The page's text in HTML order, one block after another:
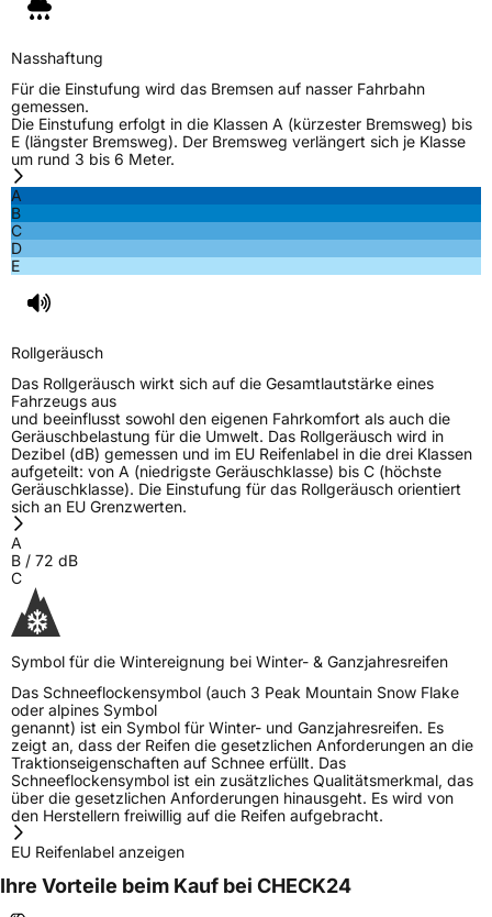
M+S
VerstärktXL
EU Label
EffizienzD
Fahrzeugklasse
3PMSF / Schneeflockensymbol / Alpine-Symbol
EPREL ID1052820
Allgemeine Produktsicherheit (GPSR)
Nasshaftung
Für die Einstufung wird das Bremsen auf nasser Fahrbahn
gemessen.
Die Einstufung erfolgt in die Klassen A (kürzester Bremsweg) bis
E (längster Bremsweg). Der Bremsweg verlängert sich je Klasse
um rund 3 bis 6 Meter.
A
B
C
D
E
Rollgeräusch
Das Rollgeräusch wirkt sich auf die Gesamtlautstärke eines
Fahrzeugs aus
und beeinflusst sowohl den eigenen Fahrkomfort als auch die
Geräuschbelastung für die Umwelt. Das Rollgeräusch wird in
Dezibel (dB) gemessen und im EU Reifenlabel in die drei Klassen
aufgeteilt: von A (niedrigste Geräuschklasse) bis C (höchste
Geräuschklasse). Die Einstufung für das Rollgeräusch orientiert
sich an EU Grenzwerten.
A
B / 72 dB
C
Symbol für die Wintereignung bei Winter- & Ganzjahresreifen
Das Schneeflockensymbol (auch 3 Peak Mountain Snow Flake
oder alpines Symbol
genannt) ist ein Symbol für Winter- und Ganzjahresreifen. Es
zeigt an, dass der Reifen die gesetzlichen Anforderungen an die
Traktionseigenschaften auf Schnee erfüllt. Das
Schneeflockensymbol ist ein zusätzliches Qualitätsmerkmal, das
über die gesetzlichen Anforderungen hinausgeht. Es wird von
den Herstellern freiwillig auf die Reifen aufgebracht.
EU Reifenlabel anzeigen
Ihre Vorteile beim Kauf bei CHECK24